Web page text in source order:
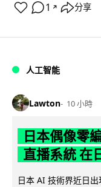
1 ↗ 分享
人工智能
Lawton 10 小時
日本偶像零
直播系統 在
日本 AI 技術界近日